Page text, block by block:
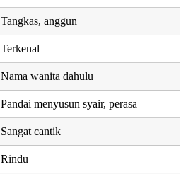
Tangkas, anggun
Terkenal
Nama wanita dahulu
Pandai menyusun syair, perasa
Sangat cantik
Rindu